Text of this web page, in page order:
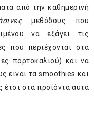
από την καθημερινή
μεθόδους που
να εξάγει τις
που περιέχονται στα
πορτοκαλιού) και να
είναι τα smoothies και
έτσι στα προϊόντα αυτά